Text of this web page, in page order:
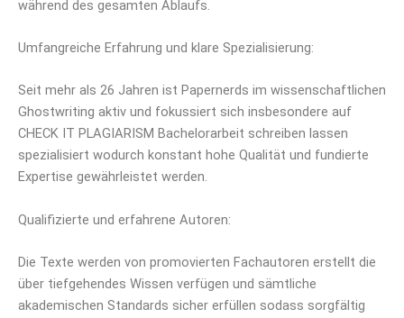
während des gesamten Ablaufs.
Umfangreiche Erfahrung und klare Spezialisierung:
Seit mehr als 26 Jahren ist Papernerds im wissenschaftlichen
Ghostwriting aktiv und fokussiert sich insbesondere auf
CHECK IT PLAGIARISM Bachelorarbeit schreiben lassen
spezialisiert wodurch konstant hohe Qualität und fundierte
Expertise gewährleistet werden.
Qualifizierte und erfahrene Autoren:
Die Texte werden von promovierten Fachautoren erstellt die
über tiefgehendes Wissen verfügen und sämtliche
akademischen Standards sicher erfüllen sodass sorgfältig